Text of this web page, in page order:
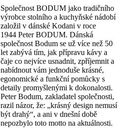
Společnost BODUM jako tradičního
výrobce stolního a kuchyňské nádobí
založil v dánské Kodani v roce
1944 Peter BODUM. Dánská
společnost Bodum se už více než 50
let zabývá tím, jak přípravu kávy a
čaje co nejvíce usnadnit, zpříjemnit a
nabídnout vám jednoduše krásné,
egonomické a funkční pomůcky s
detaily promyšlenými k dokonalosti.
Peter Bodum, zakladatel společnosti,
razil názor, že: „krásný design nemusí
být drahý“, a ani v dnešní době
nepozbylo toto motto na aktuálnosti.